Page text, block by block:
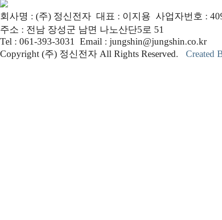
회사명 : (주) 정신전자 대표 : 이지용 사업자번호 :
주소 : 전남 장성군 남면 나노산단5로 51
Tel : 061-393-3031 Email : jungshin@jungshin.co.kr
Copyright (주) 정신전자 All Rights Reserved. Created